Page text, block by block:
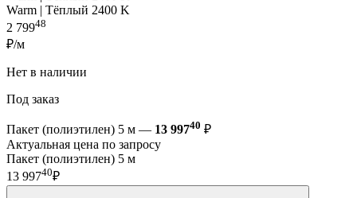
Warm | Тёплый 2400 K
2 79948
₽/м
Нет в наличии
Под заказ
Пакет (полиэтилен) 5 м — 13 99740 ₽
Актуальная цена по запросу
Пакет (полиэтилен) 5 м
13 99740₽